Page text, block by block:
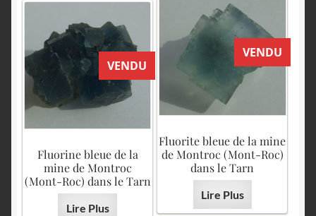
VENDU
Fluorite bleue de la mine
de Montroc (Mont-Roc)
dans le Tarn
Lire Plus
VENDU
Fluorine bleue de la
mine de Montroc
(Mont-Roc) dans le Tarn
Lire Plus